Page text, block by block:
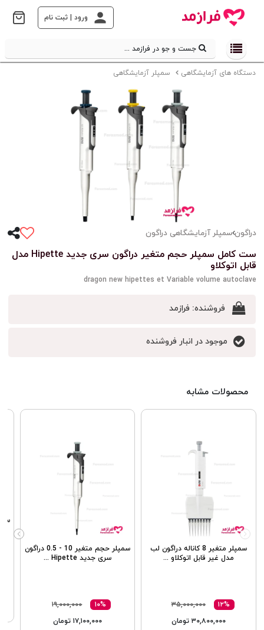
ورود | ثبت نام
جست و جو در فرازمد ...
دستگاه های آزمایشگاهی سمپلر آزمایشگاهی
دراگون سمپلر آزمایشگاهی دراگون
ست کامل سمپلر حجم متغیر دراگون سری جدید Hipette مدل
قابل اتوکلاو
dragon new hipettes et Variable volume autoclave
فروشنده: فرازمد
موجود در انبار فروشنده
محصولات مشابه
سمپلر متغیر 8 کاناله دراگون لب
مدل غیر قابل اتوکلاو ...
۱۲%
۳۵,۰۰۰,۰۰۰
۳۰,۸۰۰,۰۰۰ تومان
سمپلر حجم متغیر 10 - 0.5 دراگون
سری جدید Hipette ...
۱۰%
۱۹,۰۰۰,۰۰۰
۱۷,۱۰۰,۰۰۰ تومان